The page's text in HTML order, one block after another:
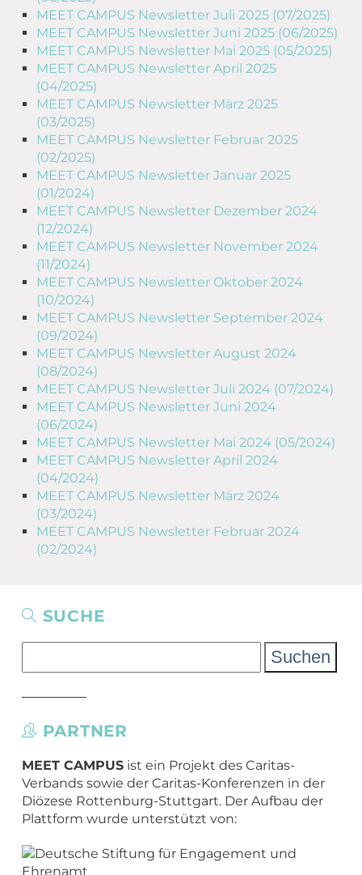
MEET CAMPUS Newsletter Juli 2025 (07/2025)
MEET CAMPUS Newsletter Juni 2025 (06/2025)
MEET CAMPUS Newsletter Mai 2025 (05/2025)
MEET CAMPUS Newsletter April 2025
(04/2025)
MEET CAMPUS Newsletter März 2025
(03/2025)
MEET CAMPUS Newsletter Februar 2025
(02/2025)
MEET CAMPUS Newsletter Januar 2025
(01/2024)
MEET CAMPUS Newsletter Dezember 2024
(12/2024)
MEET CAMPUS Newsletter November 2024
(11/2024)
MEET CAMPUS Newsletter Oktober 2024
(10/2024)
MEET CAMPUS Newsletter September 2024
(09/2024)
MEET CAMPUS Newsletter August 2024
(08/2024)
MEET CAMPUS Newsletter Juli 2024 (07/2024)
MEET CAMPUS Newsletter Juni 2024
(06/2024)
MEET CAMPUS Newsletter Mai 2024 (05/2024)
MEET CAMPUS Newsletter April 2024
(04/2024)
MEET CAMPUS Newsletter März 2024
(03/2024)
MEET CAMPUS Newsletter Februar 2024
(02/2024)
SUCHE
PARTNER
MEET CAMPUSist ein Projekt des Caritas-
Verbands sowie der Caritas-Konferenzen in der
Diözese Rottenburg-Stuttgart. Der Aufbau der
Plattform wurde unterstützt von: